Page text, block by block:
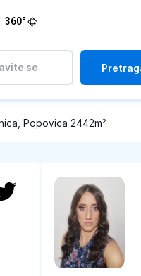
360°
se
Popovica 2442m²